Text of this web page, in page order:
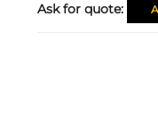
Ask for quote: